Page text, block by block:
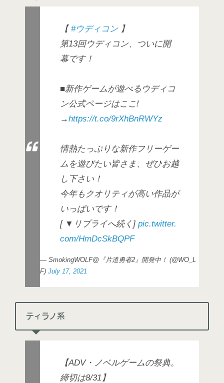
【 #ウディコン 】
第13回ウディコン、ついに開
幕です！
■新作ゲームが遊べるウディコ
ン公式ページはここ!
→https://t.co/9rXhBnRWYz
情熱たっぷりな新作フリーゲー
ムを遊びたい皆さま、ぜひお越
し下さい！
今年もクオリティが高い作品が
いっぱいです！
[ ▼リプライへ続く] pic.twitter.
com/HmDcSkBQPF
— SmokingWOLF@『片道勇者2』開発中！ (@WO_L
F) July 17, 2021
ティラノ系
【ADV・ノベルゲームの祭典。
締切は8/31】